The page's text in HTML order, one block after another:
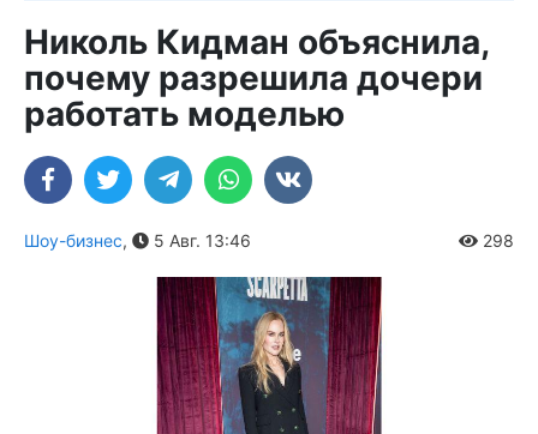
Николь Кидман объяснила,
почему разрешила дочери
работать моделью
Шоу-бизнес, 5 Авг. 13:46 298